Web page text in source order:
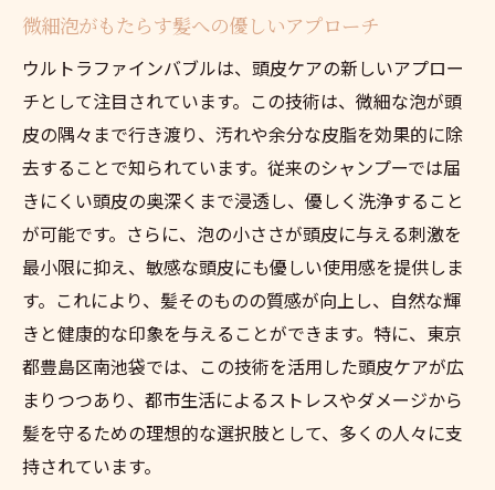
微細泡がもたらす髪への優しいアプローチ
ウルトラファインバブルは、頭皮ケアの新しいアプロー
チとして注目されています。この技術は、微細な泡が頭
皮の隅々まで行き渡り、汚れや余分な皮脂を効果的に除
去することで知られています。従来のシャンプーでは届
きにくい頭皮の奥深くまで浸透し、優しく洗浄すること
が可能です。さらに、泡の小ささが頭皮に与える刺激を
最小限に抑え、敏感な頭皮にも優しい使用感を提供しま
す。これにより、髪そのものの質感が向上し、自然な輝
きと健康的な印象を与えることができます。特に、東京
都豊島区南池袋では、この技術を活用した頭皮ケアが広
まりつつあり、都市生活によるストレスやダメージから
髪を守るための理想的な選択肢として、多くの人々に支
持されています。